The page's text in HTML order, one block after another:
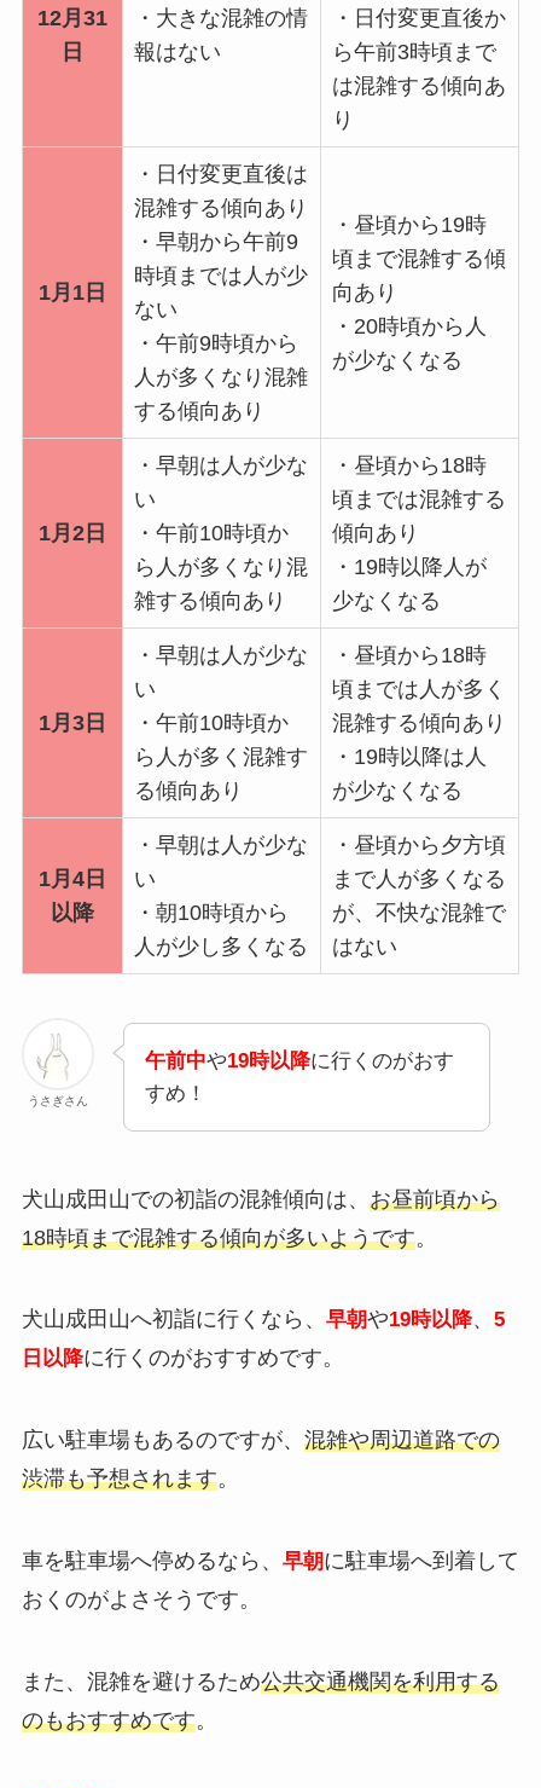
12月31
日
・大きな混雑の情
報はない
・日付変更直後か
ら午前3時頃まで
は混雑する傾向あ
り
1月1日
・日付変更直後は
混雑する傾向あり
・早朝から午前9
時頃までは人が少
ない
・午前9時頃から
人が多くなり混雑
する傾向あり
・昼頃から19時
頃まで混雑する傾
向あり
・20時頃から人
が少なくなる
1月2日
・早朝は人が少な
い
・午前10時頃か
ら人が多くなり混
雑する傾向あり
・昼頃から18時
頃までは混雑する
傾向あり
・19時以降人が
少なくなる
1月3日
・早朝は人が少な
い
・午前10時頃か
ら人が多く混雑す
る傾向あり
・昼頃から18時
頃までは人が多く
混雑する傾向あり
・19時以降は人
が少なくなる
1月4日
以降
・早朝は人が少な
い
・朝10時頃から
人が少し多くなる
・昼頃から夕方頃
まで人が多くなる
が、不快な混雑で
はない
うさぎさん
午前中や19時以降に行くのがおす
すめ！
犬山成田山での初詣の混雑傾向は、 お昼前頃から
18時頃まで混雑する傾向が多いようです。
犬山成田山へ初詣に行くなら、 早朝や19時以降、 5
日以降に行くのがおすすめです。
広い駐車場もあるのですが、 混雑や周辺道路での
渋滞も予想されます。
車を駐車場へ停めるなら、 早朝に駐車場へ到着して
おくのがよさそうです。
また、混雑を避けるため公共交通機関を利用する
のもおすすめです。